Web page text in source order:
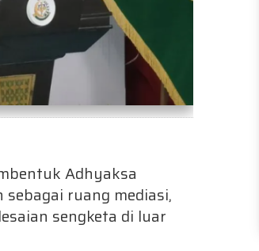
Adhyaksa
ruang mediasi,
sengketa di luar